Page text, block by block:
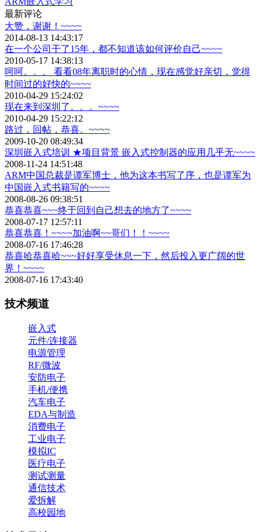
最新评论
大赞，谢谢！~~~~
2014-08-13 14:43:17
在一个公司干了15年，都不知道该如何评价自己~~~~
2010-05-17 14:38:13
呵呵。。。 看看08年离职时的心情，现在感觉好亲切，觉得
时间过的好快的~~~~
2010-04-29 15:24:02
现在来到深圳了。。。~~~~
2010-04-29 15:22:12
路过，回帖，恭喜。~~~~
2009-10-20 08:49:34
深圳嵌入式培训 ★项目背景 嵌入式控制器的应用几乎无~~~~
2008-11-24 14:51:48
ARM中国总裁是谭军博士，他为这本书写了序，也是谭军为
中国嵌入式书籍写的~~~~
2008-08-26 09:38:51
恭喜恭喜~~~终于回到自己想去的地方了~~~~
2008-07-17 12:57:11
恭喜恭喜！~~~~加油啊~~哥们！！~~~~
2008-07-16 17:46:28
恭喜哈恭喜哈~~~好好享受休息一下，然后投入更广阔的世
界！~~~~
2008-07-16 17:43:40
技术频道
嵌入式
元件/连接器
电源管理
RF/微波
安防电子
手机/便携
汽车电子
EDA与制造
消费电子
工业电子
模拟IC
医疗电子
测试测量
通信技术
爱拆解
高校园地